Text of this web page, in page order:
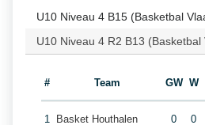
U10 Niveau 4 B15 (Basketbal
U10 Niveau 4 R2 B13 (Basketbal
# Team GW W
1
Basket Houthalen
0 0